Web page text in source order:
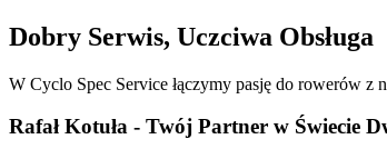
Dobry Serwis, Uczciwa Obsługa
W Cyclo Spec Service łączymy pasję do rowerów z
Rafał Kotuła - Twój Partner w Świecie